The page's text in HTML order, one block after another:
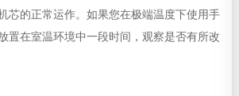
芯的正常运作。如果您在极端温度下使用手
置在室温环境中一段时间，观察是否有所改